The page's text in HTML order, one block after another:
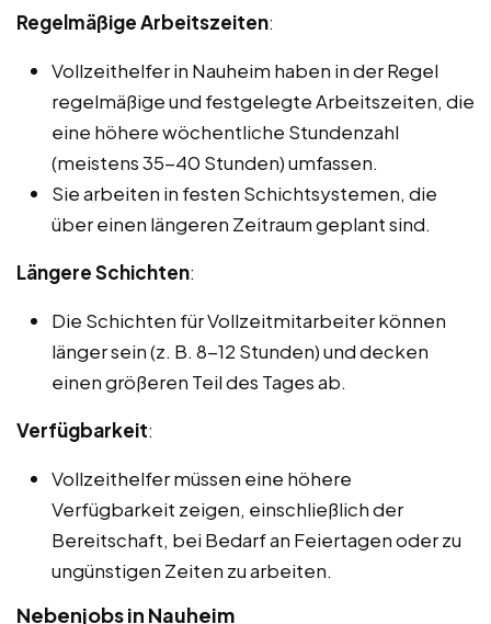
Regelmäßige Arbeitszeiten:
Vollzeithelfer in Nauheim haben in der Regel
regelmäßige und festgelegte Arbeitszeiten, die
eine höhere wöchentliche Stundenzahl
(meistens 35-40 Stunden) umfassen.
Sie arbeiten in festen Schichtsystemen, die
über einen längeren Zeitraum geplant sind.
Längere Schichten:
Die Schichten für Vollzeitmitarbeiter können
länger sein (z. B. 8-12 Stunden) und decken
einen größeren Teil des Tages ab.
Verfügbarkeit:
Vollzeithelfer müssen eine höhere
Verfügbarkeit zeigen, einschließlich der
Bereitschaft, bei Bedarf an Feiertagen oder zu
ungünstigen Zeiten zu arbeiten.
Nebenjobs in Nauheim